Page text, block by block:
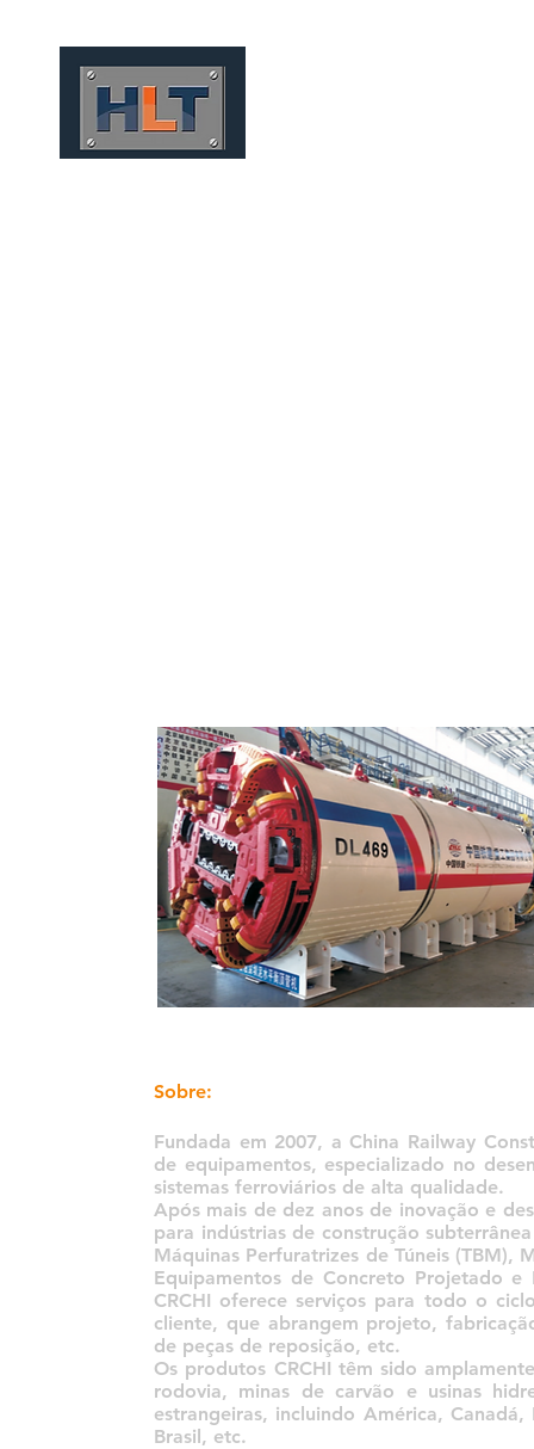
HOME QUEM SOMOS
Sobre:
Fundada em 2007, a China Railway
de equipamentos, especializado no
sistemas ferroviários de alta qualidade.
Após mais de dez anos de inovação e
para indústrias de construção
Máquinas Perfuratrizes de Túneis (TBM),
Equipamentos de Concreto Projetado
CRCHI oferece serviços para todo o
cliente, que abrangem projeto,
de peças de reposição, etc.
Os produtos CRCHI têm sido
rodovia, minas de carvão e usinas
estrangeiras, incluindo América,
Brasil, etc.